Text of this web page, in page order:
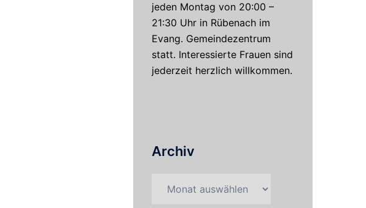
jeden Montag von 20:00 –
21:30 Uhr in Rübenach im
Evang. Gemeindezentrum
statt. Interessierte Frauen sind
jederzeit herzlich willkommen.
Archiv